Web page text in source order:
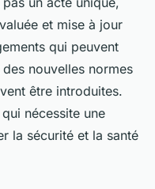
et mise à jour
qui peuvent
nouvelles normes
être introduites.
nécessite une
la sécurité et la santé